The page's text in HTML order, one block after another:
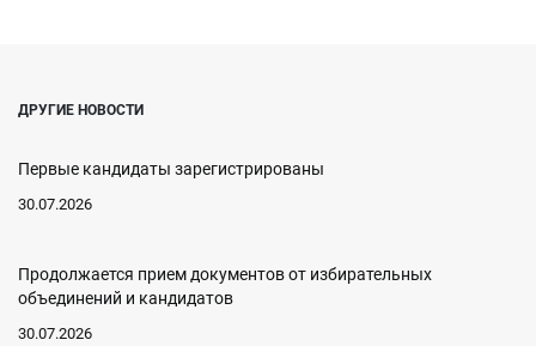
ДРУГИЕ НОВОСТИ
Первые кандидаты зарегистрированы
30.07.2026
Продолжается прием документов от избирательных
объединений и кандидатов
30.07.2026